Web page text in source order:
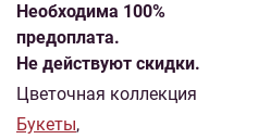
Необходима 100%
предоплата.
Не действуют скидки.
Цветочная коллекция
Букеты,